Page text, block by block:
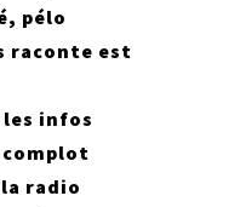
pélo
raconte est
infos
la radio